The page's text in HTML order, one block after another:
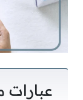
عبارات